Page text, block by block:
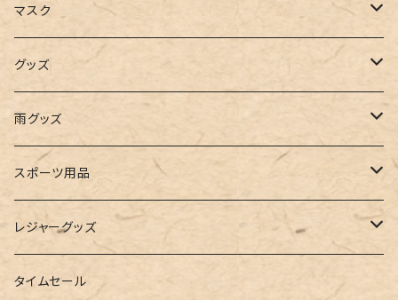
キャミソール
インナー
ビスチェ
ガウチョ
レギンス
その他
フラットシューズ
レインシューズ
レースアップ
ルームシューズ
インソール
ローファー
カゴバッグ
エコバッグ
リュック
ハンドバッグ
ボストンバッグ
ビキニ
ワンショルダー
オフショルダー
バンドゥ
タンキニ
キャミキニ
女の子
男の子
ユニセックス
マスク
アクセサリー
マスクケース
グッズ
帽子
ストール・マフラー
手袋
ポーチ
雨グッズ
レインコート
スポーツ用品
トレーニング・スポーツウェア
トレーニンググッズ
レジャーグッズ
ビーチグッズ
タイムセール